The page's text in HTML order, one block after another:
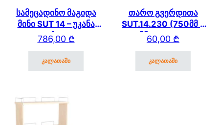
სამეცადინო მაგიდა
მინი SUT 14 – უკანა
თაროთი
786,00 ₾
კალათაში
თარო გვერდითა
SUT.14.230 (750მმ *
250 მმ) SUT.14/15/17
60,00 ₾
კალათაში